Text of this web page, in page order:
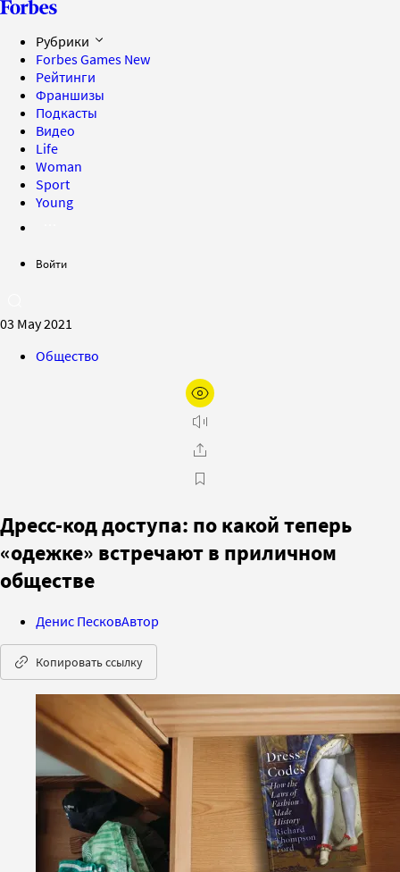
Рубрики
Forbes Games New
Рейтинги
Франшизы
Подкасты
Видео
Life
Woman
Sport
Young
Войти
03 May 2021
Общество
Дресс-код доступа: по какой теперь
«одежке» встречают в приличном
обществе
Денис ПесковАвтор
Копировать ссылку